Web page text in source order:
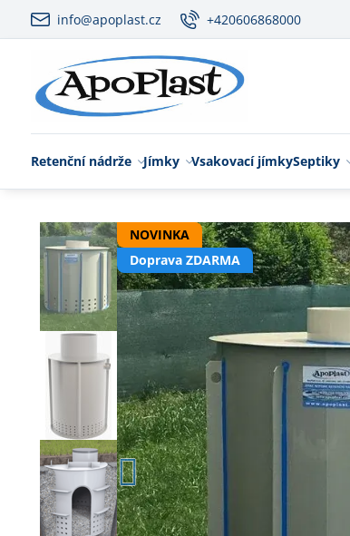
info@apoplast.cz +420606868000
Retenční nádrže Jímky Vsakovací jímkySeptiky
NOVINKA
Doprava ZDARMA